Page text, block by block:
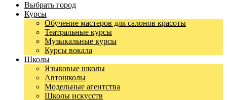
Выбрать город
Курсы
Обучение мастеров для салонов красоты
Театральные курсы
Музыкальные курсы
Курсы вокала
Школы
Языковые школы
Автошколы
Модельные агентства
Школы искусств